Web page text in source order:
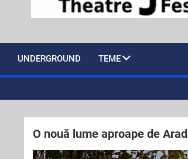
UNDERGROUND TEME
O nouă lume aproape de Arad